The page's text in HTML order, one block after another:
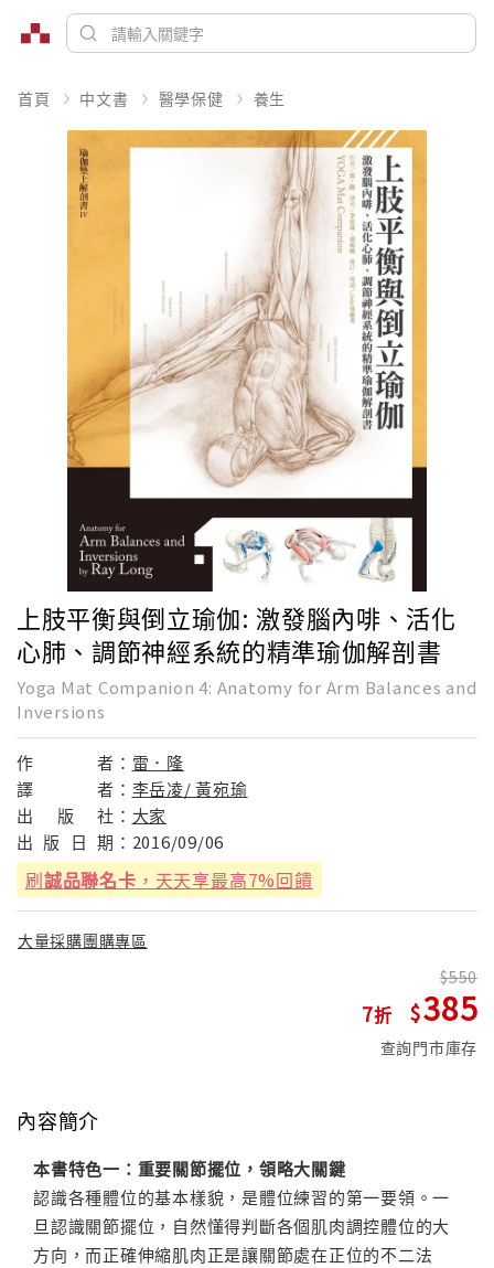
首頁 中文書 醫學保健 養生
上肢平衡與倒立瑜伽: 激發腦內啡、活化
心肺、調節神經系統的精準瑜伽解剖書
Yoga Mat Companion 4: Anatomy for Arm Balances and
Inversions
作 者： 雷．隆
譯
者： 李岳凌/ 黃宛瑜
出
版 社： 大家
出 版 日 期： 2016/09/06
刷誠品聯名卡 ，天天享最高7%回饋
大量採購團購專區
7
550
385
查詢門市庫存
內容簡介
本書特色一：重要關節擺位，領略大關鍵
認識各種體位的基本樣貌，是體位練習的第一要領。一
旦認識關節擺位，自然懂得判斷各個肌肉調控體位的大
方向，而正確伸縮肌肉正是讓關節處在正位的不二法